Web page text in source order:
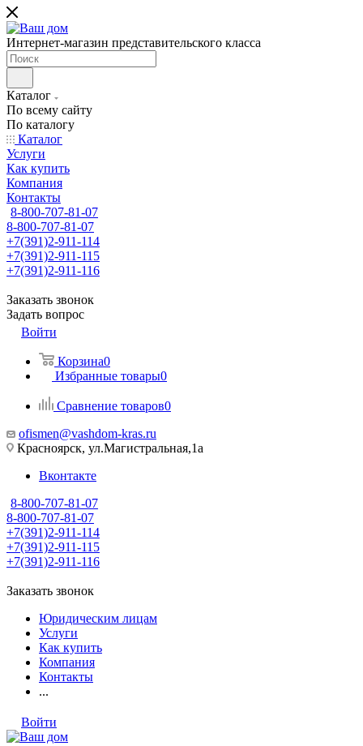
Интернет-магазин представительского класса
Каталог
По всему сайту
По каталогу
Каталог
Услуги
Как купить
Компания
Контакты
8-800-707-81-07
8-800-707-81-07
+7(391)2-911-114
+7(391)2-911-115
+7(391)2-911-116
Заказать звонок
Задать вопрос
Войти
Корзина0
Избранные товары0
Сравнение товаров0
ofismen@vashdom-kras.ru
Красноярск, ул.Магистральная,1а
Вконтакте
8-800-707-81-07
8-800-707-81-07
+7(391)2-911-114
+7(391)2-911-115
+7(391)2-911-116
Заказать звонок
Юридическим лицам
Услуги
Как купить
Компания
Контакты
...
Войти